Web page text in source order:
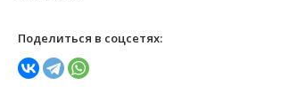
Поделиться в соцсетях: